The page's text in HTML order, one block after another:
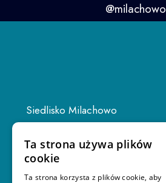
@milachowo
Siedlisko Milachowo
89-634 Rolbik
Ta strona używa plików
cookie
Ta strona korzysta z plików cookie, aby